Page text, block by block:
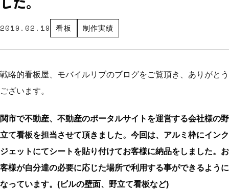
2019.02.19 看板 制作実績
戦略的看板屋、モバイルリブのブログをご覧頂き、ありがとう
ございます。
関市で不動産、不動産のポータルサイトを運営する会社様の野
立て看板を担当させて頂きました。今回は、アルミ枠にインク
ジェットにてシートを貼り付けてお客様に納品をしました。お
客様が自分達の必要に応じた場所で利用する事ができるように
なっています。(ビルの壁面、野立て看板など)